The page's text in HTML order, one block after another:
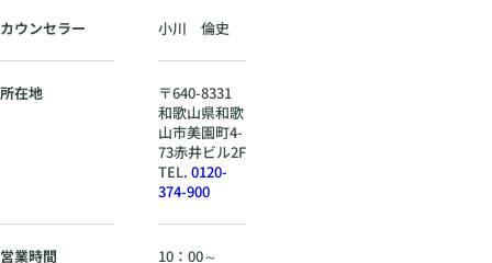
カウンセラー 小川 倫史
所在地 〒640-8331
和歌山県和歌
山市美園町4-
73赤井ビル2F
TEL. 0120-
374-900
営業時間
10：00～